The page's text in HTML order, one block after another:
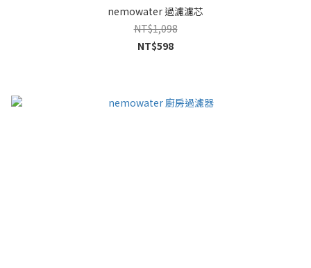
nemowater 過濾濾芯
NT$1,098
NT$598